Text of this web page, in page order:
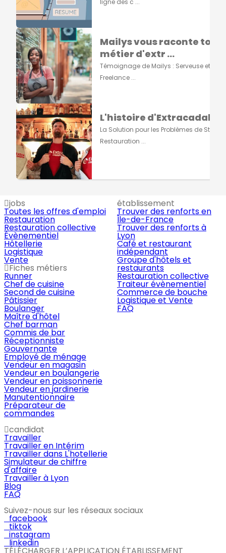
ligne des c ...
Mailys vous raconte tout
métier d'extr ...
Témoignage de Mailys : Serveuse et
Freelance ...
L'histoire d'Extracadabra
La Solution pour les Problèmes de Staff
Restauration ...
jobs
Toutes les offres d'emploi
Restauration
Restauration collective
Évènementiel
Hôtellerie
Logistique
Vente
Fiches métiers
Runner
Chef de cuisine
Second de cuisine
Pâtissier
Boulanger
Maître d'hôtel
Chef barman
Commis de bar
Réceptionniste
Gouvernante
Employé de ménage
Vendeur en magasin
Vendeur en boulangerie
Vendeur en poissonnerie
Vendeur en jardinerie
Manutentionnaire
Préparateur de
commandes
établissement
Trouver des renforts en
Île-de-France
Trouver des renforts à
Lyon
Café et restaurant
indépendant
Groupe d'hôtels et
restaurants
Restauration collective
Traiteur évènementiel
Commerce de bouche
Logistique et Vente
FAQ
candidat
Travailler
Travailler en Intérim
Travailler dans L'hotellerie
Simulateur de chiffre
d'affaire
Travailler à Lyon
Blog
FAQ
Suivez-nous sur les réseaux sociaux
facebook
tiktok
instagram
linkedin